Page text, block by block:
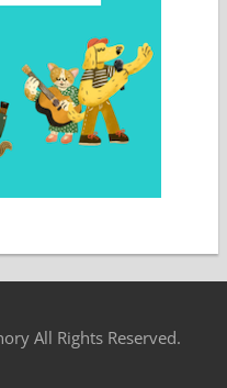
All Rights Reserved.